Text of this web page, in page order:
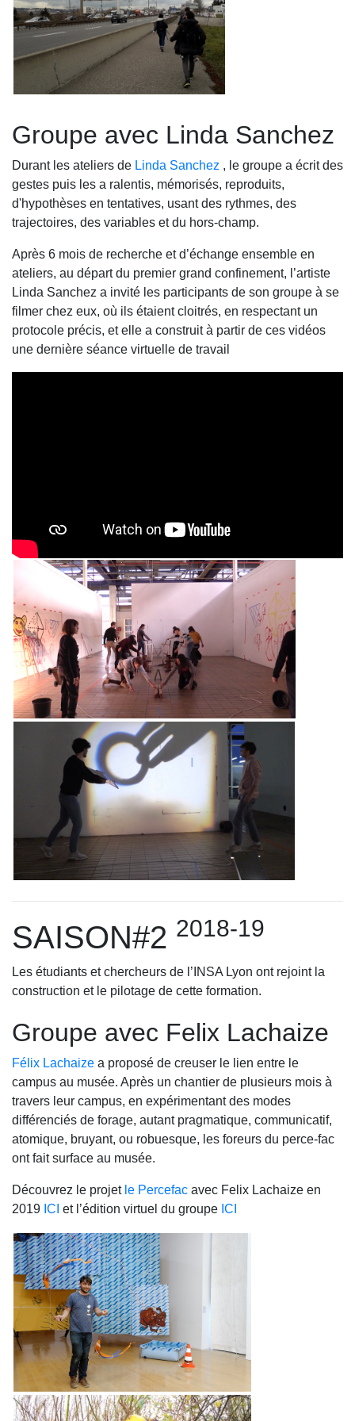
Groupe avec Linda Sanchez
Durant les ateliers de Linda Sanchez , le groupe a écrit des
gestes puis les a ralentis, mémorisés, reproduits,
d'hypothèses en tentatives, usant des rythmes, des
trajectoires, des variables et du hors-champ.
Après 6 mois de recherche et d’échange ensemble en
ateliers, au départ du premier grand confinement, l’artiste
Linda Sanchez a invité les participants de son groupe à se
filmer chez eux, où ils étaient cloitrés, en respectant un
protocole précis, et elle a construit à partir de ces vidéos
une dernière séance virtuelle de travail
SAISON#2 2018-19
Les étudiants et chercheurs de l’INSA Lyon ont rejoint la
construction et le pilotage de cette formation.
Groupe avec Felix Lachaize
Félix Lachaize a proposé de creuser le lien entre le
campus au musée. Après un chantier de plusieurs mois à
travers leur campus, en expérimentant des modes
différenciés de forage, autant pragmatique, communicatif,
atomique, bruyant, ou robuesque, les foreurs du perce-fac
ont fait surface au musée.
Découvrez le projet le Percefac avec Felix Lachaize en
2019 ICI et l’édition virtuel du groupe ICI